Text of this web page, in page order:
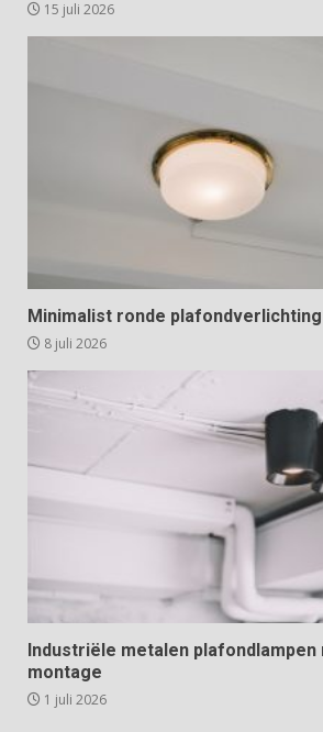
15 juli 2026
Minimalist ronde
8 juli 2026
Industriële metalen plafondlampen
montage
1 juli 2026